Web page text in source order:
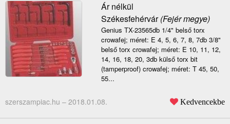
Ár nélkül
Székesfehérvár(Fejér megye)
Genius TX-23565db 1/4" belső torx
crowafej; méret: E 4, 5, 6, 7, 8, 7db 3/8"
belső torx crowafej; méret: E 10, 11, 12,
14, 16, 18, 20, 3db külső torx bit
(tamperproof) crowafej; méret: T 45, 50,
55...
szerszampiac.hu – 2018.01.08. Kedvencekbe